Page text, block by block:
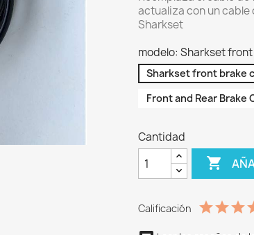
actualiza con un
Sharkset
modelo: Sharkset
Sharkset front brake
Front and Rear Brake
Cantidad

Calificación